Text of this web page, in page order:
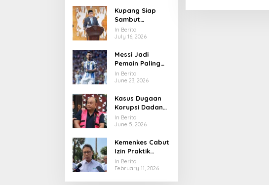
Kupang Siap
Sambut
PeSONas II 2026,
Ribuan Tamu
NTT
In Berita
July 16, 2026
Messi Jadi
Pemain Paling
Bersinar di Piala
Dunia 2026, Usia
In Berita
June 23, 2026
Kasus Dugaan
Korupsi Dadan
Hindayana
Mengguncang
Gizi Masuk
Pusaran Hukum
In Berita
June 5, 2026
Kemenkes Cabut
Izin Praktik
Dokter Terlibat
Kasus PPDS
In Berita
February 11, 2026